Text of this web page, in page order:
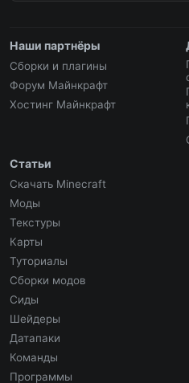
Наши партнёры
Сборки и плагины
Форум Майнкрафт
Хостинг Майнкрафт
Статьи
Скачать Minecraft
Моды
Текстуры
Карты
Туториалы
Сборки модов
Сиды
Шейдеры
Датапаки
Команды
Программы